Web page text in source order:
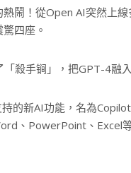
鬧！從Open AI突然上
四座。
「殺手锏」，把GPT-4融
的新AI功能，名為
、PowerPoint、Excel